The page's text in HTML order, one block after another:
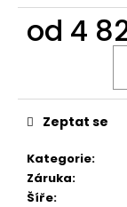
od 4
Kategorie:
Záruka:
Šíře:
Zeptat se
e
m
GRAVITY